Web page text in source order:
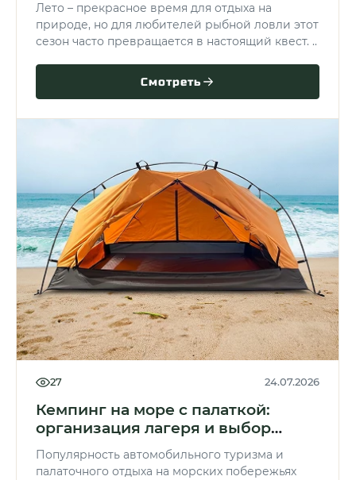
Лето – прекрасное время для отдыха на
природе, но для любителей рыбной ловли этот
сезон часто превращается в настоящий квест. ..
Смотреть
27 24.07.2026
Кемпинг на море с палаткой:
организация лагеря и выбор
снаряжения
Популярность автомобильного туризма и
палаточного отдыха на морских побережьях